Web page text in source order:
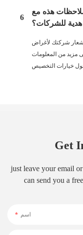
6
هذه مع
للشركات؟
شركتك لأغراض
مزيد من المعلومات
Get
just leave your email
can send you a
اسم